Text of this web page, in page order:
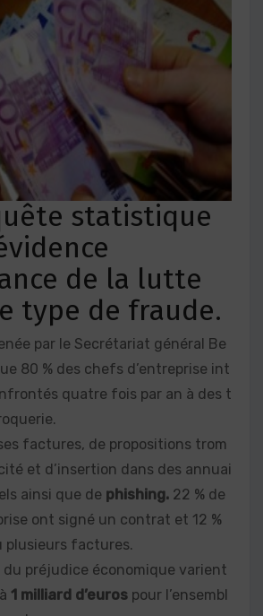
statistique
de la lutte
type de fraude.
par le Secrétariat général Be
80 % des chefs d’entreprise int
quatre fois par an à des t
factures, de propositions trom
et d’insertion dans des annuai
ainsi que de phishing. 22 % de
ont signé un contrat et 12 %
plusieurs factures.
préjudice économique varient
1 milliard d’euros pour l’ensembl